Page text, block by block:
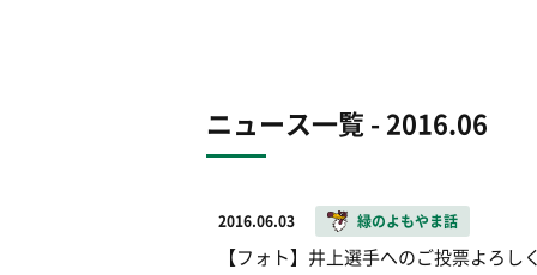
ニュース一覧 - 2016.06
2016.06.03 緑のよもやま話
【フォト】井上選手へのご投票よろし